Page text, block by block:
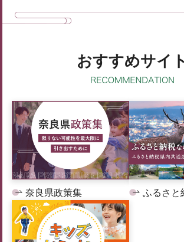
おすすめサイト
奈良県政策集 ふるさと